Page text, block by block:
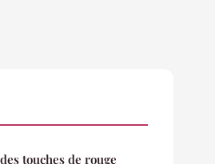
touches de rouge